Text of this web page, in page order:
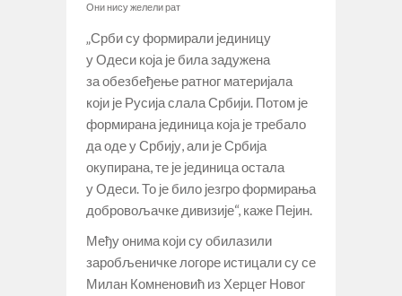
Они нису желели рат
„Срби су формирали јединицу
у Одеси која је била задужена
за обезбеђење ратног материјала
који је Русија слала Србији. Потом је
формирана јединица која је требало
да оде у Србију, али је Србија
окупирана, те је јединица остала
у Одеси. То је било језгро формирања
добровољачке дивизије“, каже Пејин.
Међу онима који су обилазили
заробљеничке логоре истицали су се
Милан Комненовић из Херцег Новог